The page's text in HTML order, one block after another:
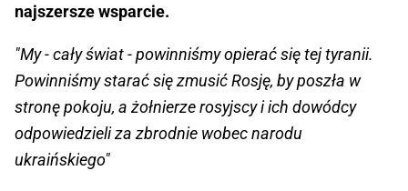
najszersze wsparcie.
"My - cały świat - powinniśmy opierać się tej tyranii.
Powinniśmy starać się zmusić Rosję, by poszła w
stronę pokoju, a żołnierze rosyjscy i ich dowódcy
odpowiedzieli za zbrodnie wobec narodu
ukraińskiego"